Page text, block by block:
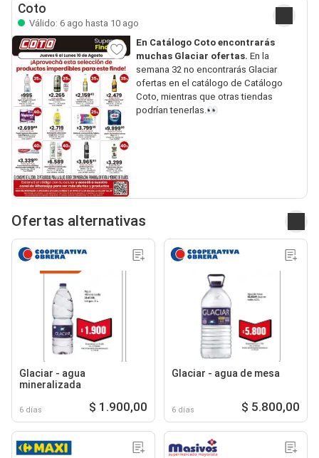
Coto
Válido: 6 ago hasta 10 ago
En Catálogo Coto encontrarás
muchas Glaciar ofertas. En la
semana 32 no encontrarás Glaciar
ofertas en el catálogo de Catálogo
Coto, mientras que otras tiendas
podrían tenerlas.👀
Ofertas alternativas
Glaciar - agua
mineralizada
6 días $ 1.900,00
Glaciar - agua de mesa
6 días $ 5.800,00